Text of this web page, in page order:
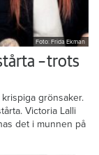
Foto: Frida Ekman
– trots
grönsaker.
Victoria Lalli
det i munnen på